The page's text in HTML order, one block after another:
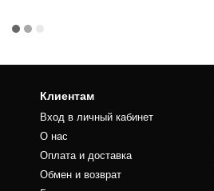
Клиентам
Вход в личный кабинет
О нас
Оплата и доставка
Обмен и возврат